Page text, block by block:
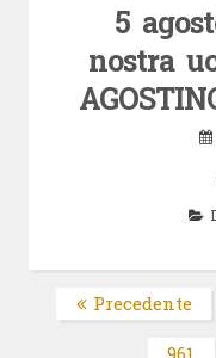
5
nostra
Paginazione
Precedente
961